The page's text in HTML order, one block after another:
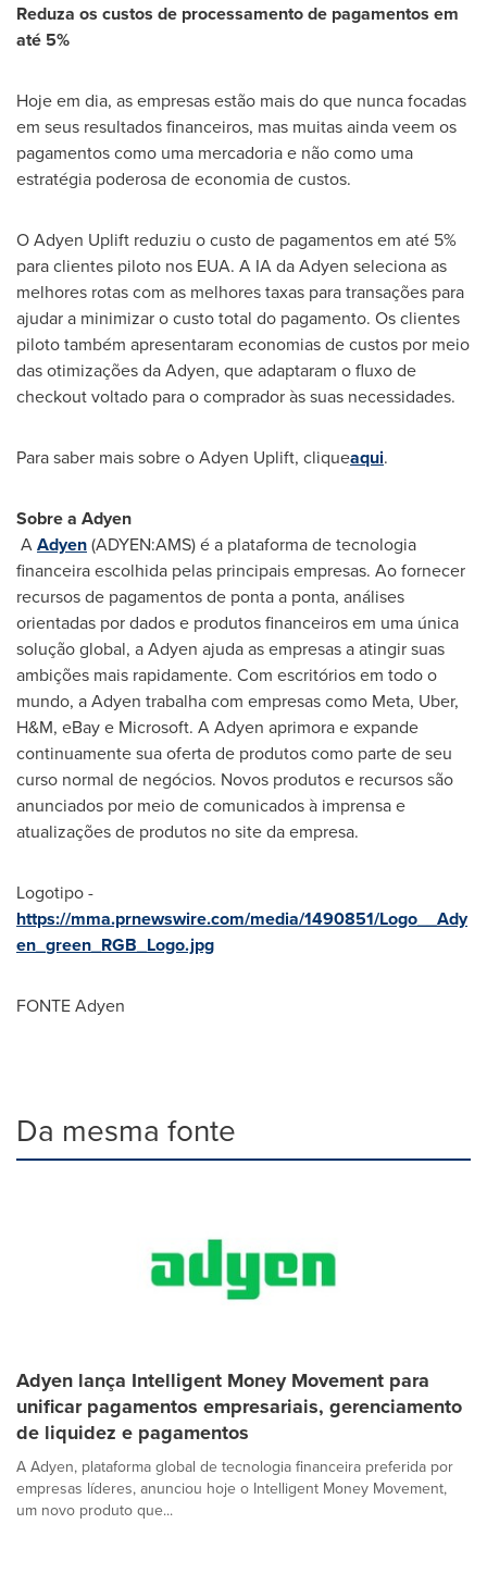
Reduza os custos de processamento de pagamentos em
até 5%
Hoje em dia, as empresas estão mais do que nunca focadas
em seus resultados financeiros, mas muitas ainda veem os
pagamentos como uma mercadoria e não como uma
estratégia poderosa de economia de custos.
O Adyen Uplift reduziu o custo de pagamentos em até 5%
para clientes piloto nos EUA. A IA da Adyen seleciona as
melhores rotas com as melhores taxas para transações para
ajudar a minimizar o custo total do pagamento. Os clientes
piloto também apresentaram economias de custos por meio
das otimizações da Adyen, que adaptaram o fluxo de
checkout voltado para o comprador às suas necessidades.
Para saber mais sobre o Adyen Uplift, cliqueaqui.
Sobre a Adyen
AAdyen(ADYEN:AMS) é a plataforma de tecnologia
financeira escolhida pelas principais empresas. Ao fornecer
recursos de pagamentos de ponta a ponta, análises
orientadas por dados e produtos financeiros em uma única
solução global, a Adyen ajuda as empresas a atingir suas
ambições mais rapidamente. Com escritórios em todo o
mundo, a Adyen trabalha com empresas como Meta, Uber,
H&M, eBay e Microsoft. A Adyen aprimora e expande
continuamente sua oferta de produtos como parte de seu
curso normal de negócios. Novos produtos e recursos são
anunciados por meio de comunicados à imprensa e
atualizações de produtos no site da empresa.
Logotipo -
https://mma.prnewswire.com/media/1490851/Logo__Ady
en_green_RGB_Logo.jpg
FONTE Adyen
Da mesma fonte
Adyen lança Intelligent Money Movement para
unificar pagamentos empresariais, gerenciamento
de liquidez e pagamentos
A Adyen, plataforma global de tecnologia financeira preferida por
empresas líderes, anunciou hoje o Intelligent Money Movement,
um novo produto que...